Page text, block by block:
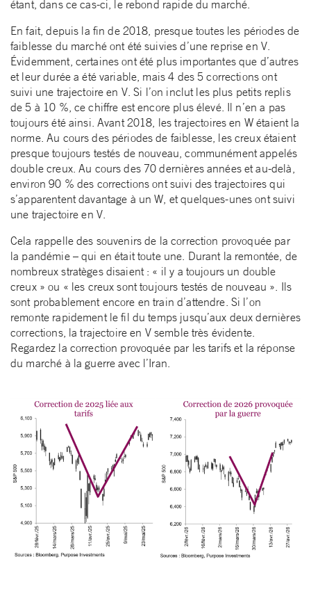
étant, dans ce cas-ci, le rebond rapide du marché.
En fait, depuis la fin de 2018, presque toutes les périodes de
faiblesse du marché ont été suivies d’une reprise en V.
Évidemment, certaines ont été plus importantes que d’autres
et leur durée a été variable, mais 4 des 5 corrections ont
suivi une trajectoire en V. Si l’on inclut les plus petits replis
de 5 à 10 %, ce chiffre est encore plus élevé. Il n’en a pas
toujours été ainsi. Avant 2018, les trajectoires en W étaient la
norme. Au cours des périodes de faiblesse, les creux étaient
presque toujours testés de nouveau, communément appelés
double creux. Au cours des 70 dernières années et au-delà,
environ 90 % des corrections ont suivi des trajectoires qui
s’apparentent davantage à un W, et quelques-unes ont suivi
une trajectoire en V.
Cela rappelle des souvenirs de la correction provoquée par
la pandémie – qui en était toute une. Durant la remontée, de
nombreux stratèges disaient : « il y a toujours un double
creux » ou « les creux sont toujours testés de nouveau ». Ils
sont probablement encore en train d’attendre. Si l’on
remonte rapidement le fil du temps jusqu’aux deux dernières
corrections, la trajectoire en V semble très évidente.
Regardez la correction provoquée par les tarifs et la réponse
du marché à la guerre avec l’Iran.